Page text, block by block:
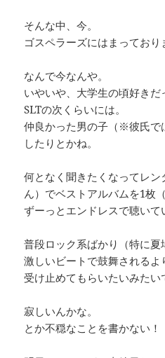
そんな中、今。
ゴスペラーズにはまっており
なんで今なんや。
いやいや、大学生の頃好きだ
SLTの次くらいには。
仲良かった男の子（※彼氏で
したりとかね。
何となく聞きたくなってレ
ん）でベストアルバムを1枚
ずーっとエンドレスで聴いて
普段ロック系ばかり（特に夏
激しいビートで鼓舞される
受け止めてもらいたいみたい
寂しいんかな。
とか不穏なことを書かない！